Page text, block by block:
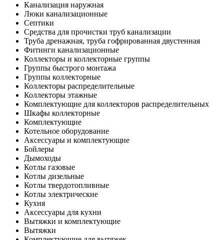
Канализация наружная
Люки канализационные
Септики
Средства для прочистки труб канализации
Труба дренажная, труба гофрированная двустенная
Фитинги канализационные
Коллекторы и коллекторные группы
Группы быстрого монтажа
Группы коллекторные
Коллекторы распределительные
Коллекторы этажные
Комплектующие для коллекторов распределительных
Шкафы коллекторные
Комплектующие
Котельное оборудование
Аксессуары и комплектующие
Бойлеры
Дымоходы
Котлы газовые
Котлы дизельные
Котлы твердотопливные
Котлы электрические
Кухня
Аксессуары для кухни
Вытяжки и комплектующие
Вытяжки